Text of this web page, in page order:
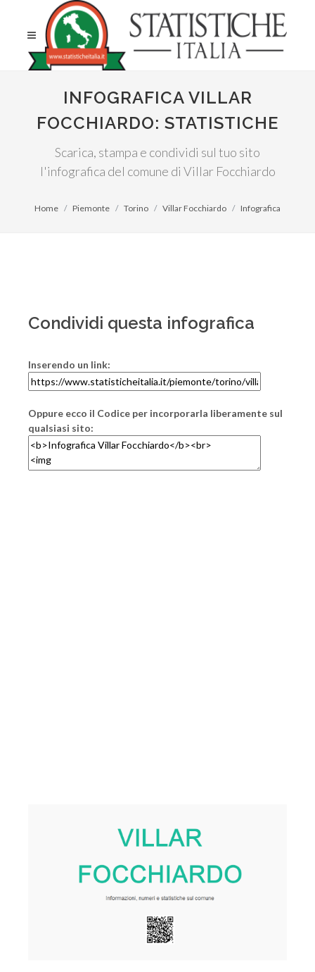
INFOGRAFICA VILLAR
FOCCHIARDO: STATISTICHE
Scarica, stampa e condividi sul tuo sito
l'infografica del comune di Villar Focchiardo
Home Piemonte Torino Villar Focchiardo Infografica
Condividi questa infografica
Inserendo un link:
Oppure ecco il Codice per incorporarla liberamente sul
qualsiasi sito: